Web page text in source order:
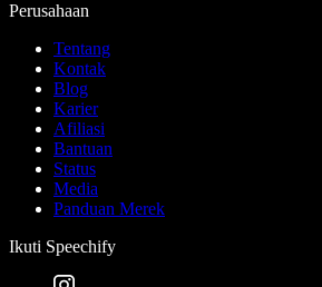
Perusahaan
Tentang
Kontak
Blog
Karier
Afiliasi
Bantuan
Status
Media
Panduan Merek
Ikuti Speechify